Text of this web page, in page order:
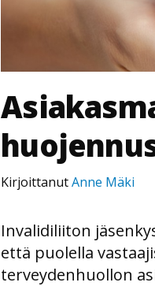
KirjoittanutAnne Mäki
Invalidiliiton
että puolella
terveydenhuollon